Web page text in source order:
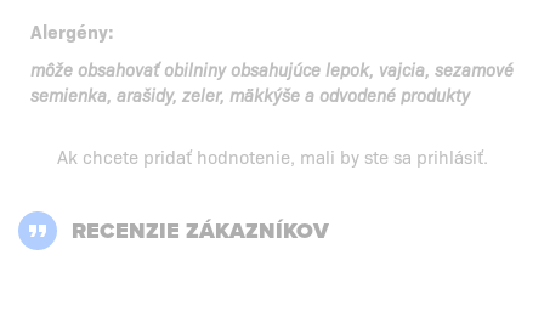
Alergény:
môže obsahovať obilniny obsahujúce lepok, vajcia, sezamové
semienka, arašidy, zeler, mäkkýše a odvodené produkty
Ak chcete pridať hodnotenie, mali by ste sa prihlásiť.
RECENZIE ZÁKAZNÍKOV